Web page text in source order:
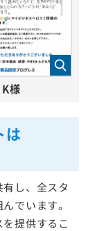
は
し、全スタ
でいます。
提供するこ
K様